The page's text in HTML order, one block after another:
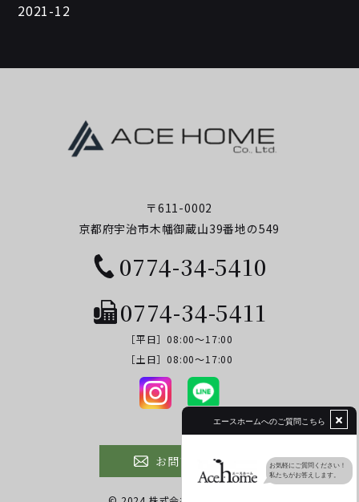
2021-12
〒611-0002
京都府宇治市木幡御蔵山39番地の549
0774-34-5410
0774-34-5411
［平日］08:00～17:00
​​​​​​​［土日］08:00～17:00
お問い合わせ